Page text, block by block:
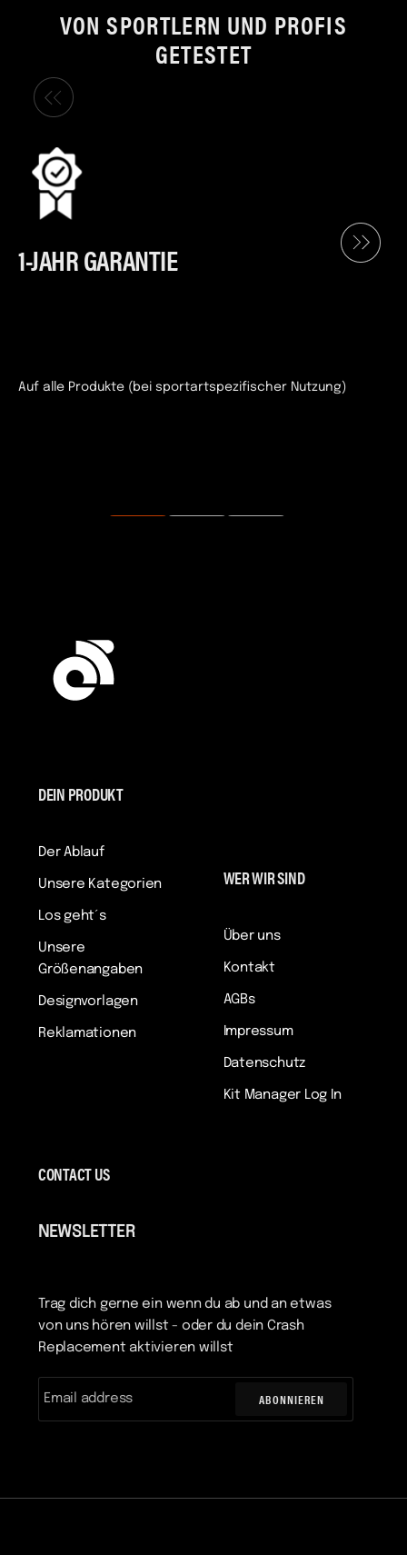
VON SPORTLERN UND PROFIS
GETESTET
1-JAHR GARANTIE
Auf alle Produkte (bei sportartspezifischer Nutzung)
DEIN PRODUKT
Der Ablauf
Unsere Kategorien
Los geht´s
Unsere
Größenangaben
Designvorlagen
Reklamationen
WER WIR SIND
Über uns
Kontakt
AGBs
Impressum
Datenschutz
Kit Manager Log In
CONTACT US
NEWSLETTER
Trag dich gerne ein wenn du ab und an etwas
von uns hören willst - oder du dein Crash
Replacement aktivieren willst
ABONNIEREN